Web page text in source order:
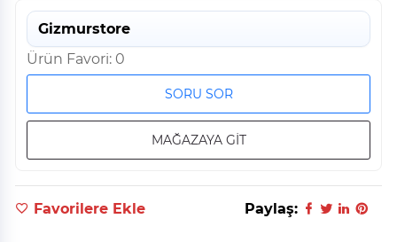
Gizmurstore
Ürün Favori: 0
SORU SOR
MAĞAZAYA GİT
Favorilere Ekle Paylaş: